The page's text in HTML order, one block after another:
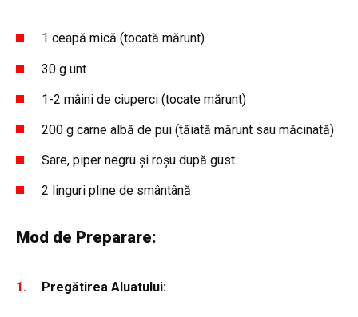
1 ceapă mică (tocată mărunt)
30 g unt
1-2 mâini de ciuperci (tocate mărunt)
200 g carne albă de pui (tăiată mărunt sau măcinată)
Sare, piper negru și roșu după gust
2 linguri pline de smântână
Mod de Preparare:
Pregătirea Aluatului: